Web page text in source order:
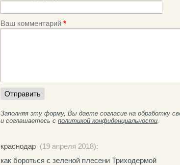
Ваш комментарий *
Заполняя эту форму, Вы даете согласие на обработку
и соглашаетесь с политикой конфиденциальности
краснодар (19 апреля 2018):
как бороться с зеленой плесени Триходермой